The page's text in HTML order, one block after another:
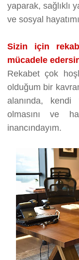
yaparak, sağlıklı
ve sosyal
Sizin için
mücadele
Rekabet çok
olduğum bir
alanında,
olmasını ve
inancındayım.